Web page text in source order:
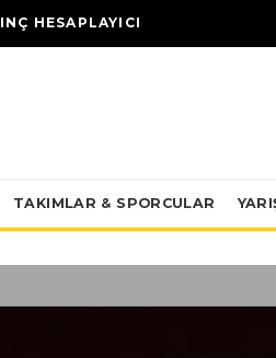
HESAPLAYICI
TAKIMLAR & SPORCULAR